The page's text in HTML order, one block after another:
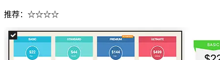
推荐：☆☆☆☆